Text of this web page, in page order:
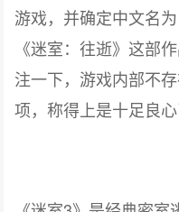
游戏，并确定中文名
《迷室：往逝》这部
注一下，游戏内部不
项，称得上是十足良心